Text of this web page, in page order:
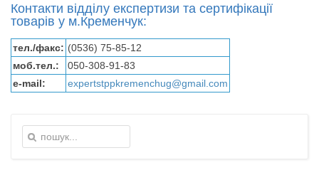
Контакти відділу експертизи та сертифікації
товарів у м.Кременчук:
тел./факс: (0536) 75-85-12
моб.тел.:
050-308-91-83
e-mail:
expertstppkremenchug@gmail.com